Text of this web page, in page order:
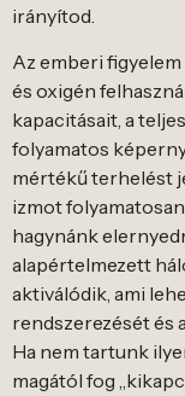
irányítod.
Az emberi
és oxigén
kapacitásait, a
folyamatos
mértékű terhelést
izmot
hagynánk
alapértelmezett
aktiválódik, ami
rendszerezését és
Ha nem tartunk
magától fog